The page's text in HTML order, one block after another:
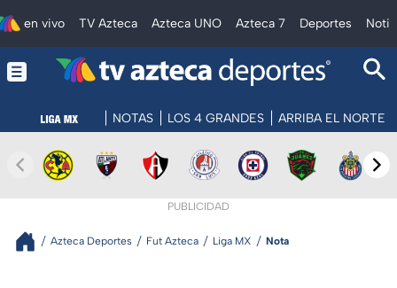
en vivo TV Azteca Azteca UNO Azteca 7 Deportes
NOTAS LOS 4 GRANDES ARRIBA EL NORTE
PUBLICIDAD
Azteca Deportes Fut Azteca Liga MX Nota